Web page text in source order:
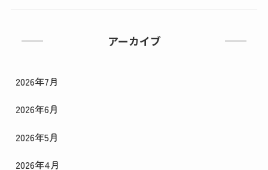
アーカイブ
2026年7月
2026年6月
2026年5月
2026年4月